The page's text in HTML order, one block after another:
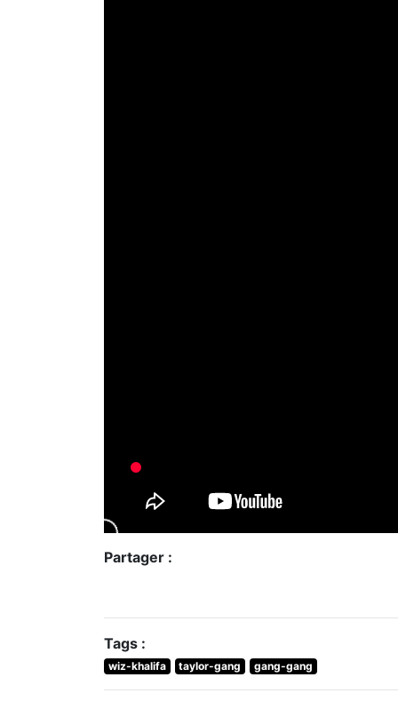
Partager :
Tags :
wiz-khalifa taylor-gang gang-gang